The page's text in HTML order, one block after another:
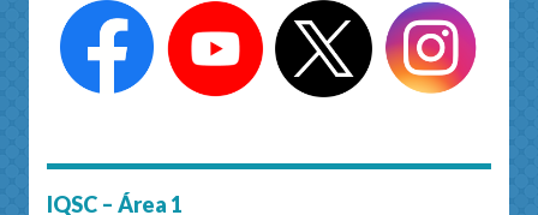
IQSC – Área 1